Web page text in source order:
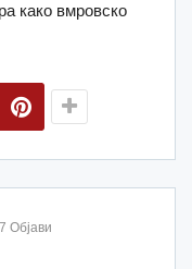
како вмровско
Објави